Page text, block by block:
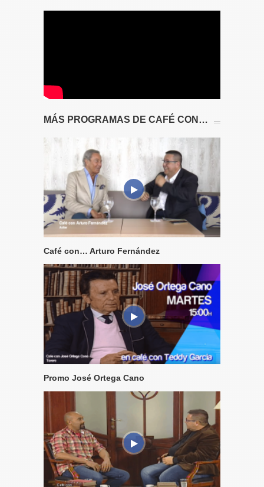
MÁS PROGRAMAS DE CAFÉ CON…
Café con… Arturo Fernández
Promo José Ortega Cano